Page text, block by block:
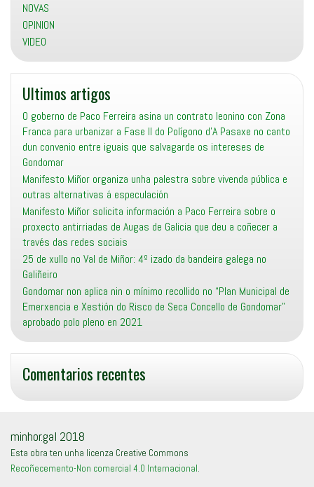
NOVAS
OPINION
VIDEO
Ultimos artigos
O goberno de Paco Ferreira asina un contrato leonino con Zona
Franca para urbanizar a Fase II do Polígono d’A Pasaxe no canto
dun convenio entre iguais que salvagarde os intereses de
Gondomar
Manifesto Miñor organiza unha palestra sobre vivenda pública e
outras alternativas á especulación
Manifesto Miñor solicita información a Paco Ferreira sobre o
proxecto antirriadas de Augas de Galicia que deu a coñecer a
través das redes sociais
25 de xullo no Val de Miñor: 4º izado da bandeira galega no
Galiñeiro
Gondomar non aplica nin o mínimo recollido no “Plan Municipal de
Emerxencia e Xestión do Risco de Seca Concello de Gondomar”
aprobado polo pleno en 2021
Comentarios recentes
minhor.gal 2018
Esta obra ten unha licenza Creative Commons
Recoñecemento-Non comercial 4.0 Internacional.